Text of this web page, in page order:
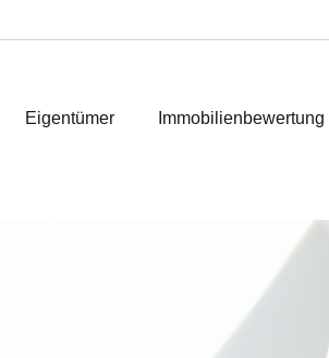
Eigentümer Immobilienbewertung